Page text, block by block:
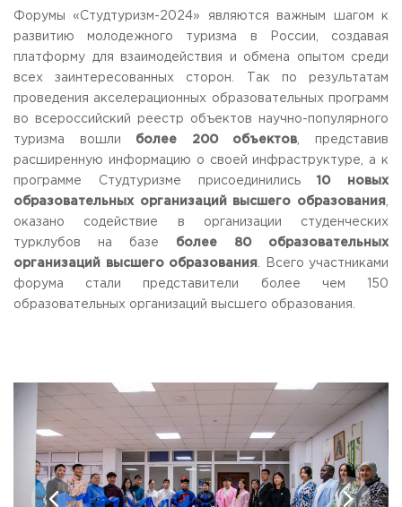
Форумы «Студтуризм-2024» являются важным шагом к
развитию молодежного туризма в России, создавая
платформу для взаимодействия и обмена опытом среди
всех заинтересованных сторон. Так по результатам
проведения акселерационных образовательных программ
во всероссийский реестр объектов научно-популярного
туризма вошли более 200 объектов, представив
расширенную информацию о своей инфраструктуре, а к
программе Студтуризме присоединились10 новых
образовательных организаций высшего образования
оказано содействие в организации студенческих
турклубов на базе более 80 образовательных
организаций высшего образования . Всего участниками
форума стали представители более чем 150
образовательных организаций высшего образования.